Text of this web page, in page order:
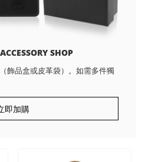
SHOP
飾品盒或皮革袋）。如需多件獨
即加購